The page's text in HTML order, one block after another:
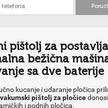
pištolj za
bežična
sa dve baterije
kucanje i udaranje pločica
pištolj za pločice
i podnih pločica.